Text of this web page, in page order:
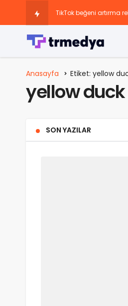
TikTok beğeni artırma
Snapchat Doğrulama
Instagram 13 Yaş
Anasayfa Etiket: yellow
yellow duck
SON YAZILAR